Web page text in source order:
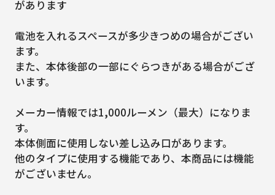
があります
電池を入れるスペースが多少きつめの場合がござい
ます。
また、本体後部の一部にぐらつきがある場合がござ
います。
メーカー情報では1,000ルーメン（最大）になりま
す。
本体側面に使用しない差し込み口があります。
他のタイプに使用する機能であり、本商品には機能
がございません。